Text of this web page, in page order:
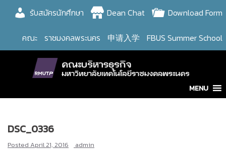
content
รับสมัครนักศึกษา Dean Chat Download Form
คณะ ราชมงคลพระนคร 申请入学 FBUS Summer School
MENU
DSC_0336
Posted April 21, 2016 admin